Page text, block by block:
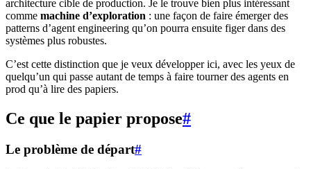
architecture cible de production. Je le trouve bien plus intéressant
comme machine d’exploration : une façon de faire émerger des
patterns d’agent engineering qu’on pourra ensuite figer dans des
systèmes plus robustes.
C’est cette distinction que je veux développer ici, avec les yeux de
quelqu’un qui passe autant de temps à faire tourner des agents en
prod qu’à lire des papiers.
Ce que le papier propose#
Le problème de départ#